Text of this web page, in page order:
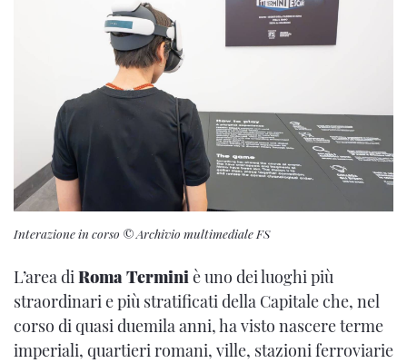
Interazione in corso © Archivio multimediale FS
L’area diRoma Terminiè uno dei luoghi più
straordinari e più stratificati della Capitale che, nel
corso di quasi duemila anni, ha visto nascere terme
imperiali, quartieri romani, ville, stazioni ferroviarie